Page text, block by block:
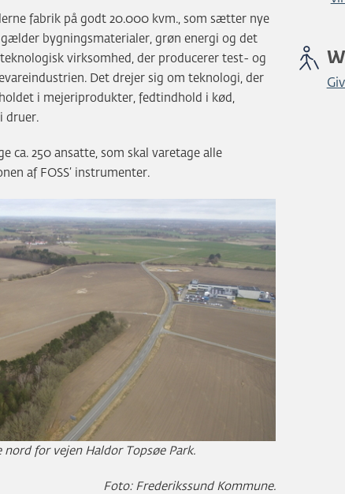
fabrik på godt 20.000 kvm., som sætter nye
bygningsmaterialer, grøn energi og det
virksomhed, der producerer test- og
Det drejer sig om teknologi, der
i mejeriprodukter, fedtindhold i kød,
druer.
ca. 250 ansatte, som skal varetage alle
af FOSS’ instrumenter.
for vejen Haldor Topsøe Park.
Foto: Frederikssund Kommune.